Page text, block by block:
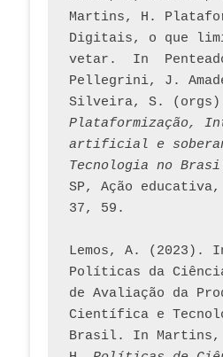
Martins, H.
Digitais, o que
vetar.  In
Pellegrini, J.
Plataformização,
artificial e
Tecnologia no
SP, Ação
37, 59.
Lemos, A. (2023).
Políticas da
de Avaliação da
Científica e
Brasil. In Martins,